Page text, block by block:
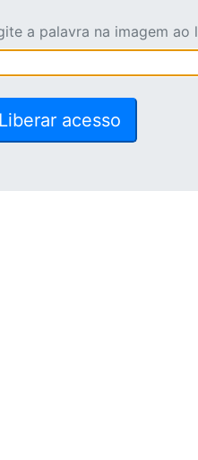
a palavra na imagem ao